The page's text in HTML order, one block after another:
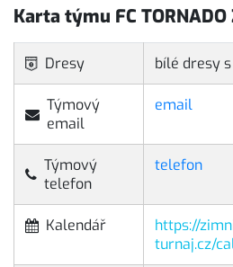
Karta týmu FC TORNADO
Dresy bílé dresy
Týmový
email
email
Týmový
telefon
telefon
Kalendář
https://
turnaj.cz/